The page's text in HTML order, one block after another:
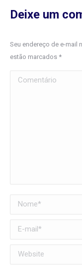
Deixe um
Seu endereço de e-mail
estão marcados *
Comentário
Nome *
E-mail *
Website